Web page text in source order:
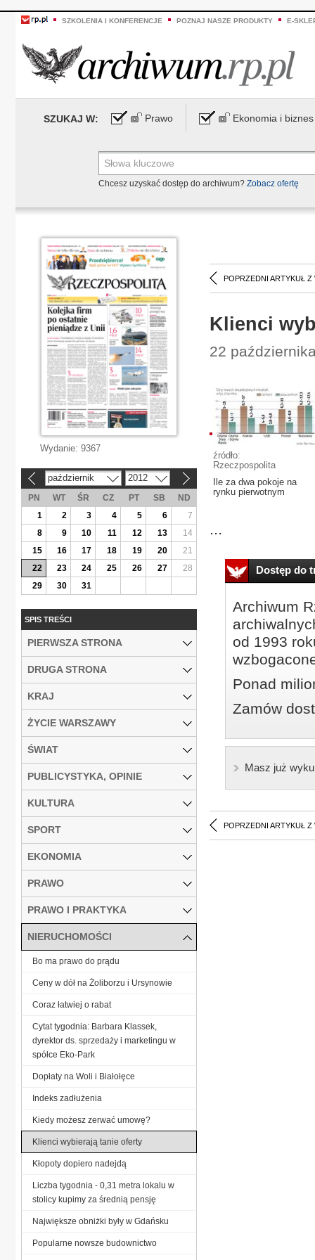
SZKOLENIA I KONFERENCJE POZNAJ NASZE PRODUKTY E-
SZUKAJ W: Prawo Ekonomia i biznes
Chcesz uzyskać dostęp do archiwum? Zobacz ofertę
POPRZEDNI ARTYKUŁ Z
Klienci
22
źródło:
Rzeczpospolita
Ile za dwa pokoje na
rynku pierwotnym
...
Dostęp do
Archiwum
od 1993
Ponad
Zamów
Masz już
POPRZEDNI ARTYKUŁ Z
Wydanie: 9367
październik 2012
PN WT ŚR CZ PT SB
ND
1
2 3 4 5 6
7
8
9 10 11 12 13
14
15
16 17 18 19 20
21
22
23 24 25 26 27
28
29
30 31
SPIS TREŚCI
PIERWSZA STRONA
DRUGA STRONA
KRAJ
ŻYCIE WARSZAWY
ŚWIAT
PUBLICYSTYKA, OPINIE
KULTURA
SPORT
EKONOMIA
PRAWO
PRAWO I PRAKTYKA
NIERUCHOMOŚCI
Bo ma prawo do prądu
Ceny w dół na Żoliborzu i Ursynowie
Coraz łatwiej o rabat
Cytat tygodnia: Barbara Klassek,
dyrektor ds. sprzedaży i marketingu w
spółce Eko-Park
Dopłaty na Woli i Białołęce
Indeks zadłużenia
Kiedy możesz zerwać umowę?
Klienci wybierają tanie oferty
Kłopoty dopiero nadejdą
Liczba tygodnia - 0,31 metra lokalu w
stolicy kupimy za średnią pensję
Największe obniżki były w Gdańsku
Popularne nowsze budownictwo